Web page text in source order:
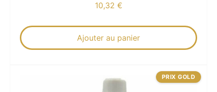
10,32 €
Ajouter au panier
PRIX GOLD